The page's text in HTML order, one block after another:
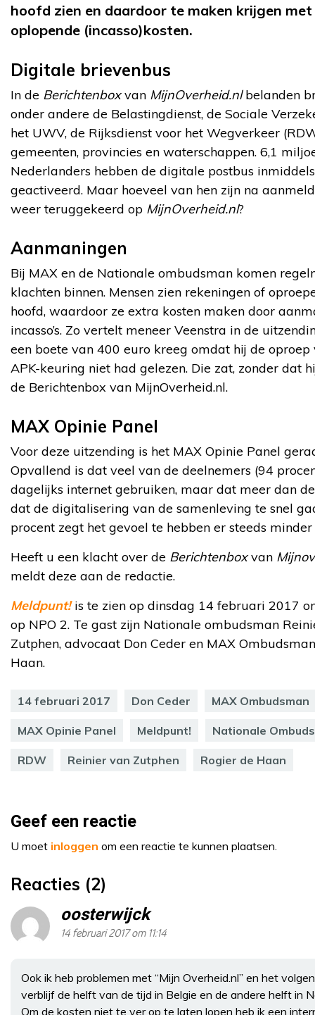
hoofd zien en daardoor te maken krijgen met
oplopende (incasso)kosten.
Digitale brievenbus
In de Berichtenboxvan MijnOverheid.nlbelanden
onder andere de Belastingdienst, de Sociale
het UWV, de Rijksdienst voor het Wegverkeer
gemeenten, provincies en waterschappen. 6,1
Nederlanders hebben de digitale postbus inmiddels
geactiveerd. Maar hoeveel van hen zijn na
weer teruggekeerd op MijnOverheid.nl?
Aanmaningen
Bij MAX en de Nationale ombudsman komen
klachten binnen. Mensen zien rekeningen of
hoofd, waardoor ze extra kosten maken door
incasso’s. Zo vertelt meneer Veenstra in de
een boete van 400 euro kreeg omdat hij de oproep
APK-keuring niet had gelezen. Die zat, zonder dat
de Berichtenbox van MijnOverheid.nl.
MAX Opinie Panel
Voor deze uitzending is het MAX Opinie Panel
Opvallend is dat veel van de deelnemers (94
dagelijks internet gebruiken, maar dat meer dan
dat de digitalisering van de samenleving te snel
procent zegt het gevoel te hebben er steeds
Heeft u een klacht over de Berichtenboxvan
meldt deze aan de redactie.
Meldpunt!is te zien op dinsdag 14 februari 2017
op NPO 2. Te gast zijn Nationale ombudsman
Zutphen, advocaat Don Ceder en MAX
Haan.
14 februari 2017 Don Ceder MAX Ombudsman
MAX Opinie Panel Meldpunt! Nationale
RDW Reinier van Zutphen Rogier de Haan
Geef een reactie
U moet inloggen om een reactie te kunnen plaatsen.
Reacties (2)
oosterwijck
14 februari 2017 om 11:14
Ook ik heb problemen met “Mijn Overheid.nl” en het
verblijf de helft van de tijd in Belgie en de andere helft in
Om de kosten niet te ver op te laten lopen heb ik een